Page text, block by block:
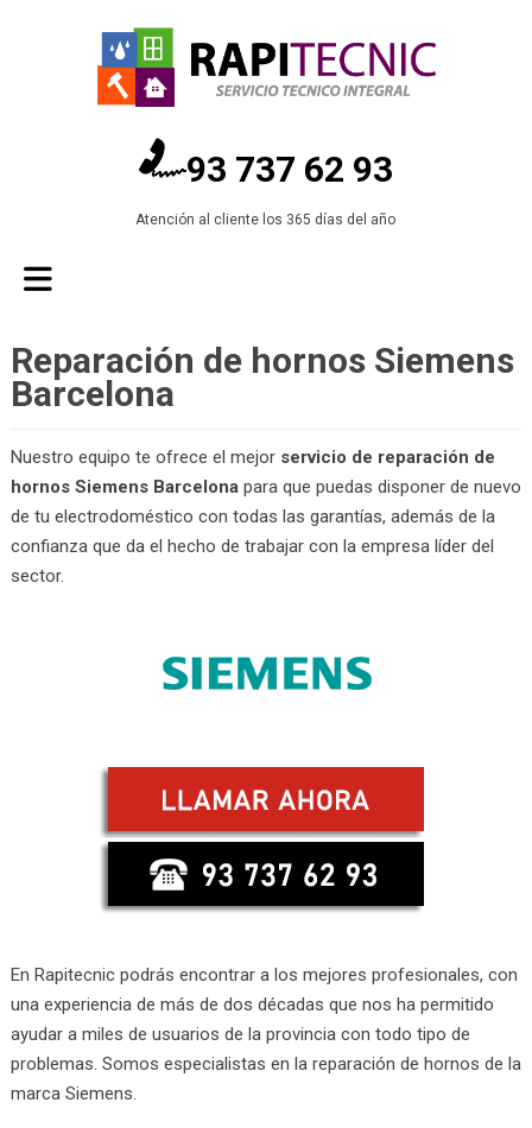
93 737 62 93
Atención al cliente los 365 días del año
Reparación de hornos Siemens
Barcelona
Nuestro equipo te ofrece el mejor servicio de reparación de
hornos Siemens Barcelonapara que puedas disponer de nuevo
de tu electrodoméstico con todas las garantías, además de la
confianza que da el hecho de trabajar con la empresa líder del
sector.
En Rapitecnic podrás encontrar a los mejores profesionales, con
una experiencia de más de dos décadas que nos ha permitido
ayudar a miles de usuarios de la provincia con todo tipo de
problemas. Somos especialistas en la reparación de hornos de la
marca Siemens.